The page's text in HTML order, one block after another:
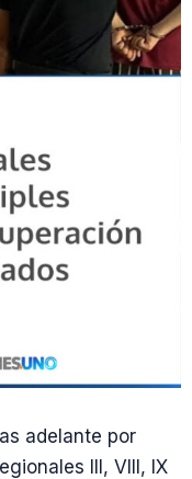
adelante por
III, VIII, IX